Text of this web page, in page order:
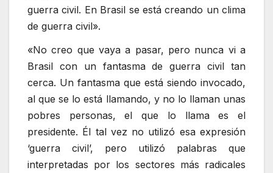
guerra civil. En Brasil se está creando un clima
de guerra civil».
«No creo que vaya a pasar, pero nunca vi a
Brasil con un fantasma de guerra civil tan
cerca. Un fantasma que está siendo invocado,
al que se lo está llamando, y no lo llaman unas
pobres personas, el que lo llama es el
presidente. Él tal vez no utilizó esa expresión
‘guerra civil’, pero utilizó palabras que
interpretadas por los sectores más radicales